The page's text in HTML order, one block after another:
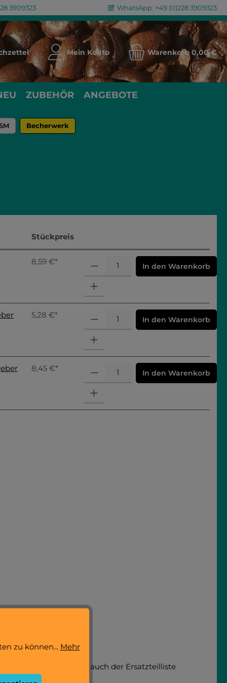
3909323 WhatsApp: +49 (0)228 3909323
Du hast 0 Produkte auf dem Merkzettel
Mein Konto Warenkorb 0,00 €
ZUBEHÖR ANGEBOTE
Becherwerk
Stückpreis
8,59 €* In den Warenkorb
5,28 €* In den Warenkorb
8,45 €* In den Warenkorb
zum Artikel auch der Ersatzteilliste
zu können... Mehr